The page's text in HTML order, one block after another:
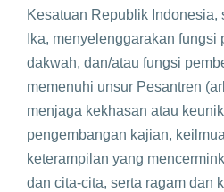
Kesatuan Republik Indonesia,
Ika, menyelenggarakan fungsi
dakwah, dan/atau fungsi
memenuhi unsur Pesantren
menjaga kekhasan atau
pengembangan kajian,
keterampilan yang
dan cita-cita, serta ragam dan